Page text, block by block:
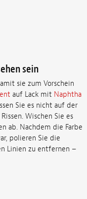
sein
sie zum Vorschein
auf Lack mit Naphtha
Sie es nicht auf der
Wischen Sie es
ab. Nachdem die Farbe
polieren Sie die
Linien zu entfernen –